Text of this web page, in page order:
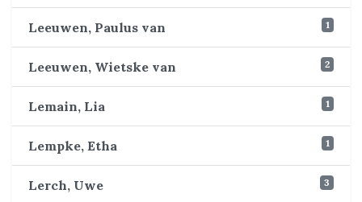
Leeuwen, Paulus van 1
Leeuwen, Wietske van 2
Lemain, Lia 1
Lempke, Etha 1
Lerch, Uwe 3